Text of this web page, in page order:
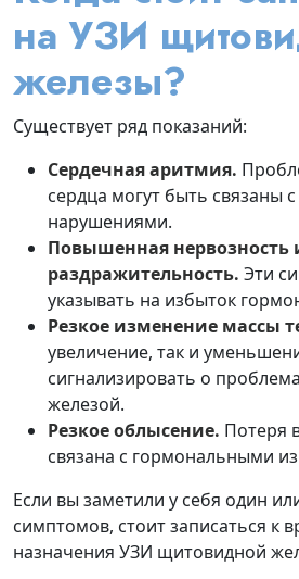
на УЗИ
железы?
Существует ряд показаний:
Сердечная аритмия.
сердца могут быть связаны
нарушениями.
Повышенная нервозность
раздражительность. Эти
указывать на избыток
Резкое изменение массы
увеличение, так и
сигнализировать о
железой.
Резкое облысение. Потеря
связана с гормональными
Если вы заметили у себя один
симптомов, стоит записаться к
назначения УЗИ щитовидной